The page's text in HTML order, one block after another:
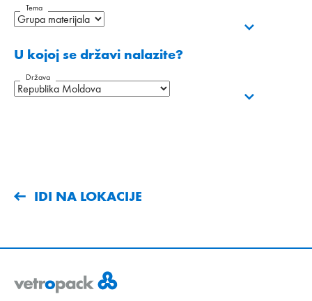
Tema
U kojoj se državi nalazite?
Država
IDI NA LOKACIJE